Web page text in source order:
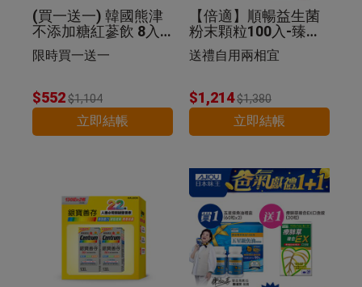
(買一送一) 韓國熊津
不添加糖紅蔘飲 8入
组
限時買一送一
$552$1,104
立即結帳
【倍適】順暢益生菌
粉末顆粒100入-臻愛
限定版禮盒
送禮自用兩相宜
$1,214$1,380
立即結帳